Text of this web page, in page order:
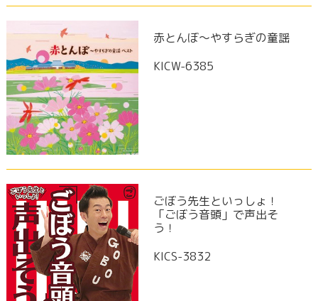
赤とんぼ～やすらぎの童謡
KICW-6385
ごぼう先生といっしょ！
「ごぼう音頭」で声出そ
う！
KICS-3832